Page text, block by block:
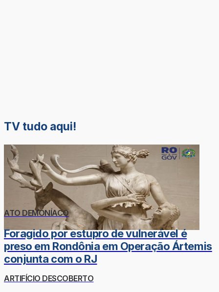
TV tudo aqui!
ATO DEMONÍACO
Foragido por estupro de vulnerável é
preso em Rondônia em Operação Ártemis
conjunta com o RJ
ARTIFÍCIO DESCOBERTO